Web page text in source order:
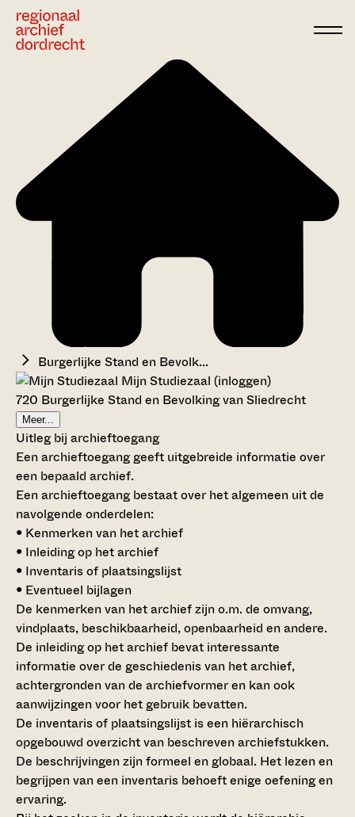
Burgerlijke Stand en Bevolk...
Mijn Studiezaal (inloggen)
720 Burgerlijke Stand en Bevolking van Sliedrecht
Meer...
Uitleg bij archieftoegang
Een archieftoegang geeft uitgebreide informatie over
een bepaald archief.
Een archieftoegang bestaat over het algemeen uit de
navolgende onderdelen:
• Kenmerken van het archief
• Inleiding op het archief
• Inventaris of plaatsingslijst
• Eventueel bijlagen
De kenmerken van het archief zijn o.m. de omvang,
vindplaats, beschikbaarheid, openbaarheid en andere.
De inleiding op het archief bevat interessante
informatie over de geschiedenis van het archief,
achtergronden van de archiefvormer en kan ook
aanwijzingen voor het gebruik bevatten.
De inventaris of plaatsingslijst is een hiërarchisch
opgebouwd overzicht van beschreven archiefstukken.
De beschrijvingen zijn formeel en globaal. Het lezen en
begrijpen van een inventaris behoeft enige oefening en
ervaring.